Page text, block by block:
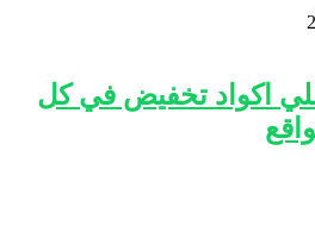
اكواد تخفيض في كل